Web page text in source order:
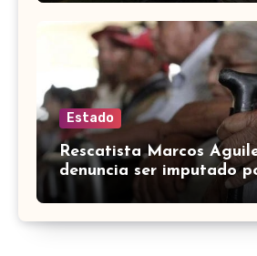
Estado
Rescatista Marcos
denuncia ser imputado
de perro en León